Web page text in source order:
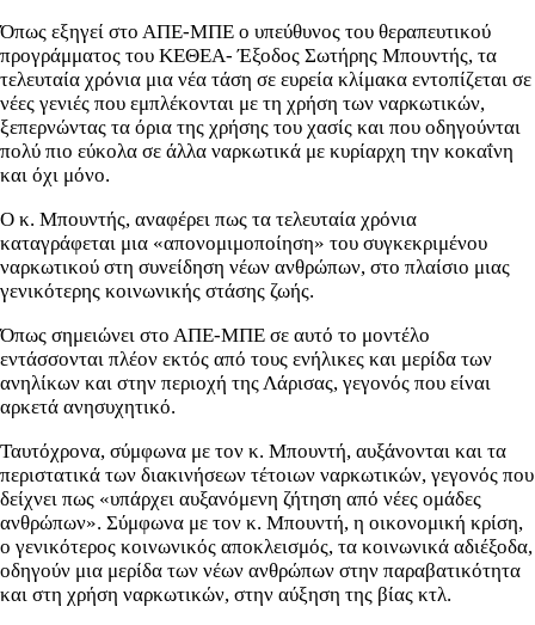
Όπως εξηγεί στο ΑΠΕ-ΜΠΕ ο υπεύθυνος του θεραπευτικού
προγράμματος του ΚΕΘΕΑ- Έξοδος Σωτήρης Μπουντής, τα
τελευταία χρόνια μια νέα τάση σε ευρεία κλίμακα εντοπίζεται σε
νέες γενιές που εμπλέκονται με τη χρήση των ναρκωτικών,
ξεπερνώντας τα όρια της χρήσης του χασίς και που οδηγούνται
πολύ πιο εύκολα σε άλλα ναρκωτικά με κυρίαρχη την κοκαΐνη
και όχι μόνο.
Ο κ. Μπουντής, αναφέρει πως τα τελευταία χρόνια
καταγράφεται μια «απονομιμοποίηση» του συγκεκριμένου
ναρκωτικού στη συνείδηση νέων ανθρώπων, στο πλαίσιο μιας
γενικότερης κοινωνικής στάσης ζωής.
Όπως σημειώνει στο ΑΠΕ-ΜΠΕ σε αυτό το μοντέλο
εντάσσονται πλέον εκτός από τους ενήλικες και μερίδα των
ανηλίκων και στην περιοχή της Λάρισας, γεγονός που είναι
αρκετά ανησυχητικό.
Ταυτόχρονα, σύμφωνα με τον κ. Μπουντή, αυξάνονται και τα
περιστατικά των διακινήσεων τέτοιων ναρκωτικών, γεγονός που
δείχνει πως «υπάρχει αυξανόμενη ζήτηση από νέες ομάδες
ανθρώπων». Σύμφωνα με τον κ. Μπουντή, η οικονομική κρίση,
ο γενικότερος κοινωνικός αποκλεισμός, τα κοινωνικά αδιέξοδα,
οδηγούν μια μερίδα των νέων ανθρώπων στην παραβατικότητα
και στη χρήση ναρκωτικών, στην αύξηση της βίας κτλ.